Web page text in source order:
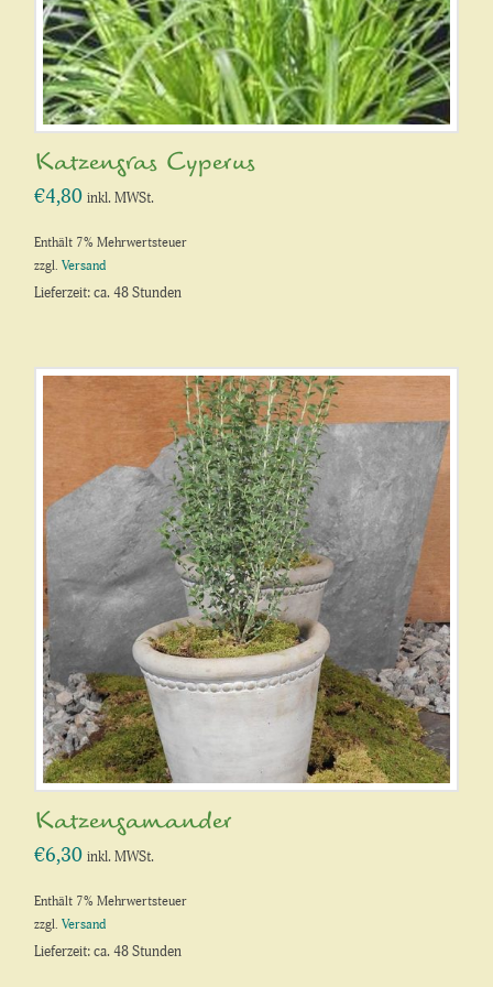
Produktseite
gewählt
werden
Katzengras Cyperus
€4,80 inkl. MWSt.
Enthält 7% Mehrwertsteuer
zzgl.Versand
Lieferzeit: ca. 48 Stunden
Katzengamander
€6,30 inkl. MWSt.
Enthält 7% Mehrwertsteuer
zzgl.Versand
Lieferzeit: ca. 48 Stunden